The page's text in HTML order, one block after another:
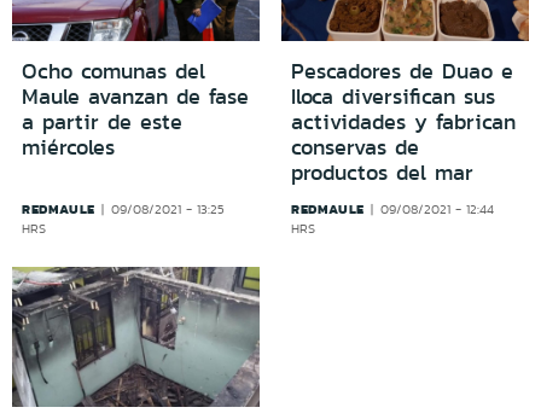
Ocho comunas del
Maule avanzan de fase
a partir de este
miércoles
REDMAULE
09/08/2021 - 13:25
HRS
Pescadores de Duao e
Iloca diversifican sus
actividades y fabrican
conservas de
productos del mar
REDMAULE
09/08/2021 - 12:44
HRS